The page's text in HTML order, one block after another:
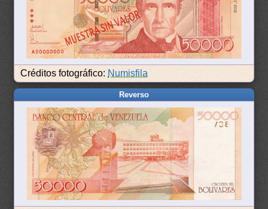
Créditos fotográfico: Numisfila
Reverso